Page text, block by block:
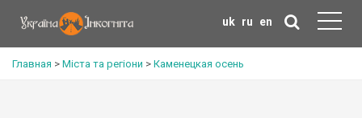
uk ru en
Главная > Міста та регіони > Каменецкая осень